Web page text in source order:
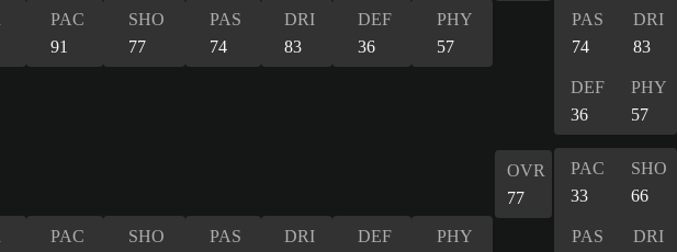
PAC
91
SHO
77
PAS
74
DRI
83
DEF
36
PHY
57
PAS
74
DRI
83
DEF
36
PHY
57
PAC
SHO
PAS
DRI
DEF
PHY
OVR
77
PAC
33
SHO
66
PAS
DRI